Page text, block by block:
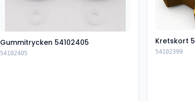
Gummitrycken 54102405
54102405
Kretskort
54102399